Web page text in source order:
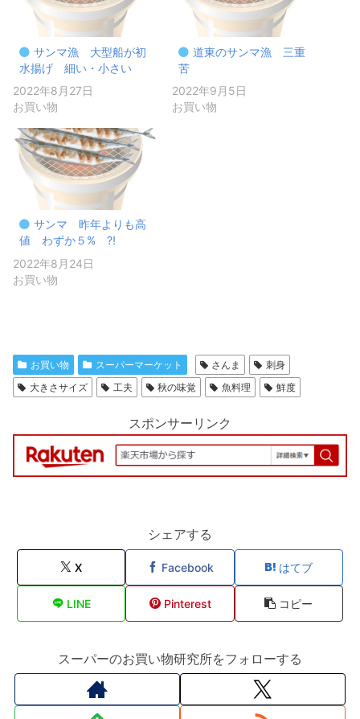
サンマ漁 大型船が初
水揚げ 細い・小さい
2022年8月27日
お買い物
道東のサンマ漁 三重
苦
2022年9月5日
お買い物
サンマ 昨年よりも高
値 わずか５% ⁈
2022年8月24日
お買い物
お買い物 スーパーマーケット さんま
刺身
大きさサイズ
工夫 秋の味覚 魚料理 鮮度
スポンサーリンク
シェアする
X Facebook はてブ
LINE Pinterest コピー
スーパーのお買い物研究所をフォローする